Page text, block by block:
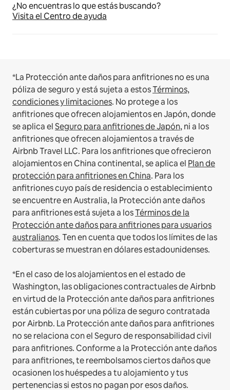
¿No encuentras lo que estás buscando?
Visita el Centro de ayuda
*La Protección ante daños para anfitriones no es una
póliza de seguro y está sujeta a estosTérminos,
condiciones y limitaciones. No protege a los
anfitriones que ofrecen alojamientos en Japón, donde
se aplica elSeguro para anfitriones de Japón, ni a los
anfitriones que ofrecen alojamientos a través de
Airbnb Travel LLC. Para los anfitriones que ofrecieron
alojamientos en China continental, se aplica el Plan de
protección para anfitriones en China. Para los
anfitriones cuyo país de residencia o establecimiento
se encuentre en Australia, la Protección ante daños
para anfitriones está sujeta a losTérminos de la
Protección ante daños para anfitriones para usuarios
australianos. Ten en cuenta que todos los límites de las
coberturas se muestran en dólares estadounidenses.
*En el caso de los alojamientos en el estado de
Washington, las obligaciones contractuales de Airbnb
en virtud de la Protección ante daños para anfitriones
están cubiertas por una póliza de seguro contratada
por Airbnb. La Protección ante daños para anfitriones
no se relaciona con el Seguro de responsabilidad civil
para anfitriones. Conforme a la Protección ante daños
para anfitriones, te reembolsamos ciertos daños que
ocasionen los huéspedes a tu alojamiento y tus
pertenencias si estos no pagan por esos daños.